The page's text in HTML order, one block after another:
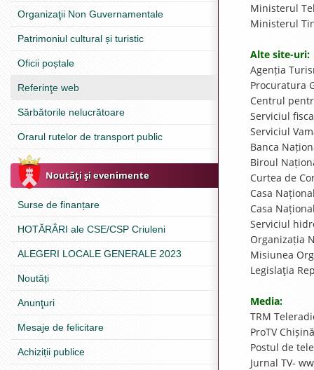
Organizaţii Non Guvernamentale
Patrimoniul cultural și turistic
Oficii poștale
Referinţe web
Sărbătorile nelucrătoare
Orarul rutelor de transport public
Noutăţi şi evenimente
Surse de finanțare
HOTĂRÂRI ale CSE/CSP Criuleni
ALEGERI LOCALE GENERALE 2023
Noutăți
Anunţuri
Mesaje de felicitare
Achiziții publice
Ministerul
Ministerul
Alte site-uri:
Agenția
Procuratura
Centrul
Serviciul
Serviciul
Banca
Biroul
Curtea de
Casa
Casa
Serviciul
Organizația
Misiunea
Legislaţia
Media:
TRM
ProTV
Postul de
Jurnal TV-